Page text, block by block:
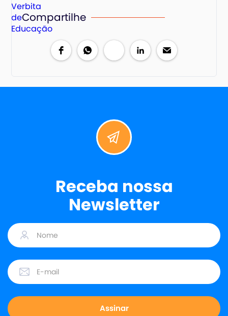
Compartilhe
Receba nossa
Newsletter